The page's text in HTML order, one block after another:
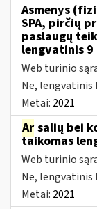
Asmenys
SPA, pirčių
paslaugų
lengvatinis 9
Web turinio
Ne, lengvatinis
Metai: 2021
Ar salių bei
taikomas
Web turinio
Ne, lengvatinis
Metai: 2021